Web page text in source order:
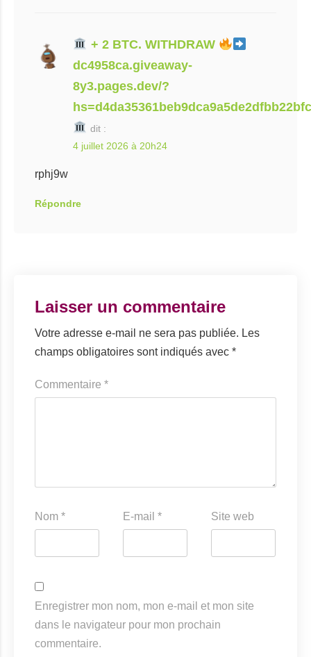
+ 2 BTC. WITHDRAW
dc4958ca.giveaway-
8y3.pages.dev/?
dit :
4 juillet 2026 à 20h24
rphj9w
Répondre
Laisser un commentaire
Votre adresse e-mail ne sera pas publiée. Les
champs obligatoires sont indiqués avec *
Commentaire *
Nom * E-mail * Site web
Enregistrer mon nom, mon e-mail et mon site
dans le navigateur pour mon prochain
commentaire.